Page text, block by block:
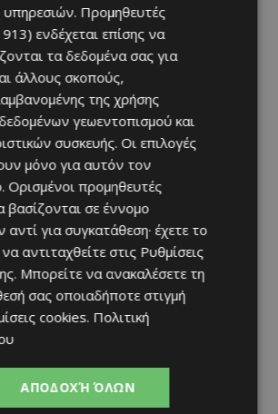
υπηρεσιών. Προμηθευτές
ενδέχεται επίσης να
τα δεδομένα σας για
άλλους σκοπούς,
της χρήσης
γεωεντοπισμού και
συσκευής. Οι επιλογές
μόνο για αυτόν τον
Ορισμένοι προμηθευτές
βασίζονται σε έννομο
για συγκατάθεση· έχετε το
αντιταχθείτε στις Ρυθμίσεις
. Μπορείτε να ανακαλέσετε τη
σας οποιαδήποτε στιγμή
cookies. Πολιτική
ΑΠΟΔΟΧΉ ΌΛΩΝ